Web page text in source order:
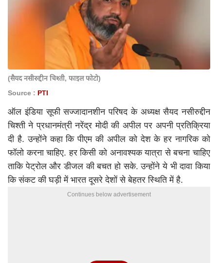
(सैयद नसीरुद्दीन चिश्ती, फाइल फोटो)
Source : PTI
ऑल इंडिया सूफी सज्जादानशीन परिषद के अध्यक्ष सैयद नसीरुद्दीन
चिश्ती ने प्रधानमंत्री नरेंद्र मोदी की अपील पर अपनी प्रतिक्रिया
दी है. उन्होंने कहा कि पीएम की अपील को देश के हर नागरिक को
फॉलो करना चाहिए. हर किसी को अनावश्यक यात्रा से बचना चाहिए
ताकि पेट्रोल और डीजल की बचत हो सके. उन्होंने ये भी दावा किया
कि संकट की घड़ी में भारत दूसरे देशों से बेहतर स्थिति में है.
Continues below advertisement